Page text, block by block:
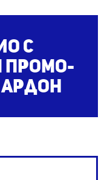
с
промо-
Ардон